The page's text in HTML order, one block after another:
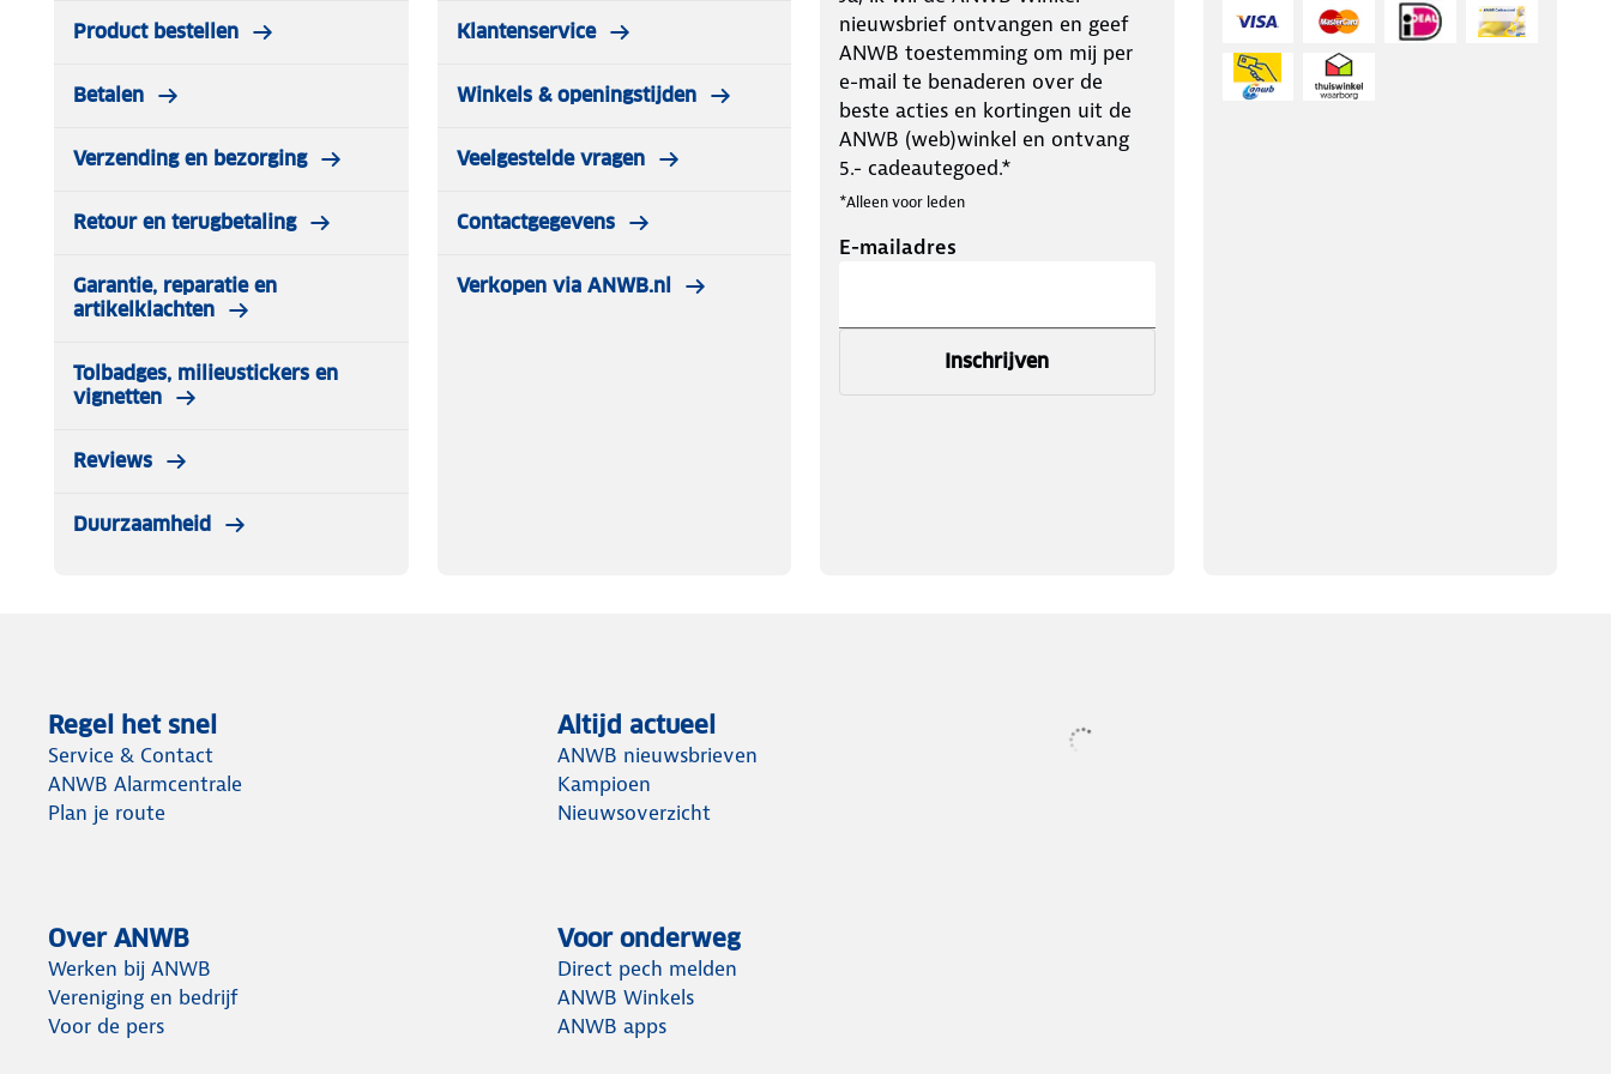
Product bestellen
Betalen
Verzending en bezorging
Retour en terugbetaling
Garantie, reparatie en
artikelklachten
Tolbadges, milieustickers en
vignetten
Reviews
Duurzaamheid
Klantenservice
Winkels & openingstijden
Veelgestelde vragen
Contactgegevens
Verkopen via ANWB.nl
nieuwsbrief ontvangen en geef
ANWB toestemming om mij per
e-mail te benaderen over de
beste acties en kortingen uit de
ANWB (web)winkel en ontvang
5.- cadeautegoed.*
*Alleen voor leden
E-mailadres
Inschrijven
Regel het snel
Service & Contact
ANWB Alarmcentrale
Plan je route
Altijd actueel
ANWB nieuwsbrieven
Kampioen
Nieuwsoverzicht
Over ANWB
Werken bij ANWB
Vereniging en bedrijf
Voor de pers
Voor onderweg
Direct pech melden
ANWB Winkels
ANWB apps